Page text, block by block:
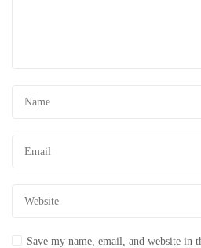
Save my name, email, and website in